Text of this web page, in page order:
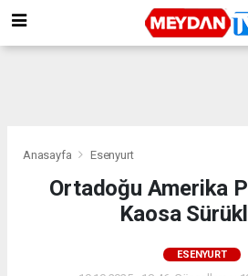
Anasayfa Esenyurt
Ortadoğu Amerika
Kaosa
ESENYURT